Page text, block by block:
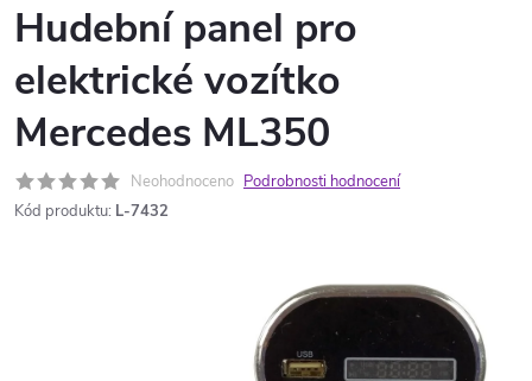
Hudební panel pro
elektrické vozítko
Mercedes ML350
Neohodnoceno Podrobnosti hodnocení
Kód produktu: L-7432